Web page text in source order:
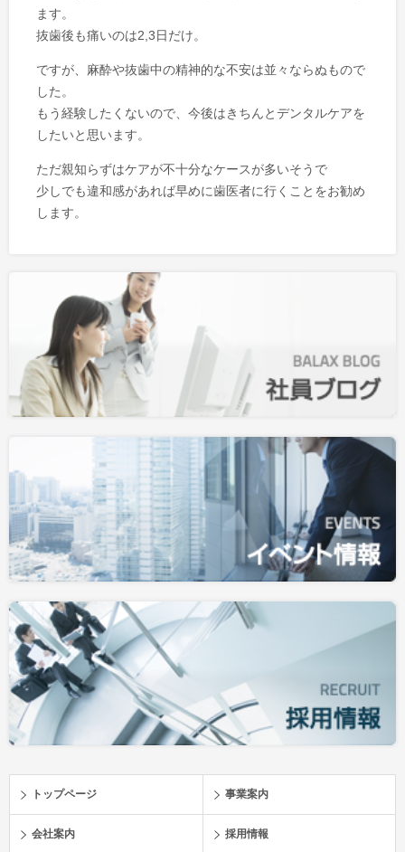
ます。
抜歯後も痛いのは2,3日だけ。
ですが、麻酔や抜歯中の精神的な不安は並々ならぬもので
した。
もう経験したくないので、今後はきちんとデンタルケアを
したいと思います。
ただ親知らずはケアが不十分なケースが多いそうで
少しでも違和感があれば早めに歯医者に行くことをお勧め
します。
トップページ 事業案内
会社案内 採用情報